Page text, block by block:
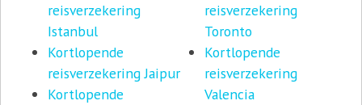
reisverzekering
Istanbul
Kortlopende
reisverzekering Jaipur
Kortlopende
reisverzekering
Toronto
Kortlopende
reisverzekering
Valencia